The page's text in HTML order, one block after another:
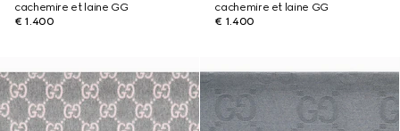
cachemire et laine GG
€ 1.400
cachemire et laine GG
€ 1.400